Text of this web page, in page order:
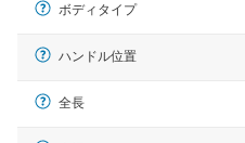
ボディタイプ
ハンドル位置
全長